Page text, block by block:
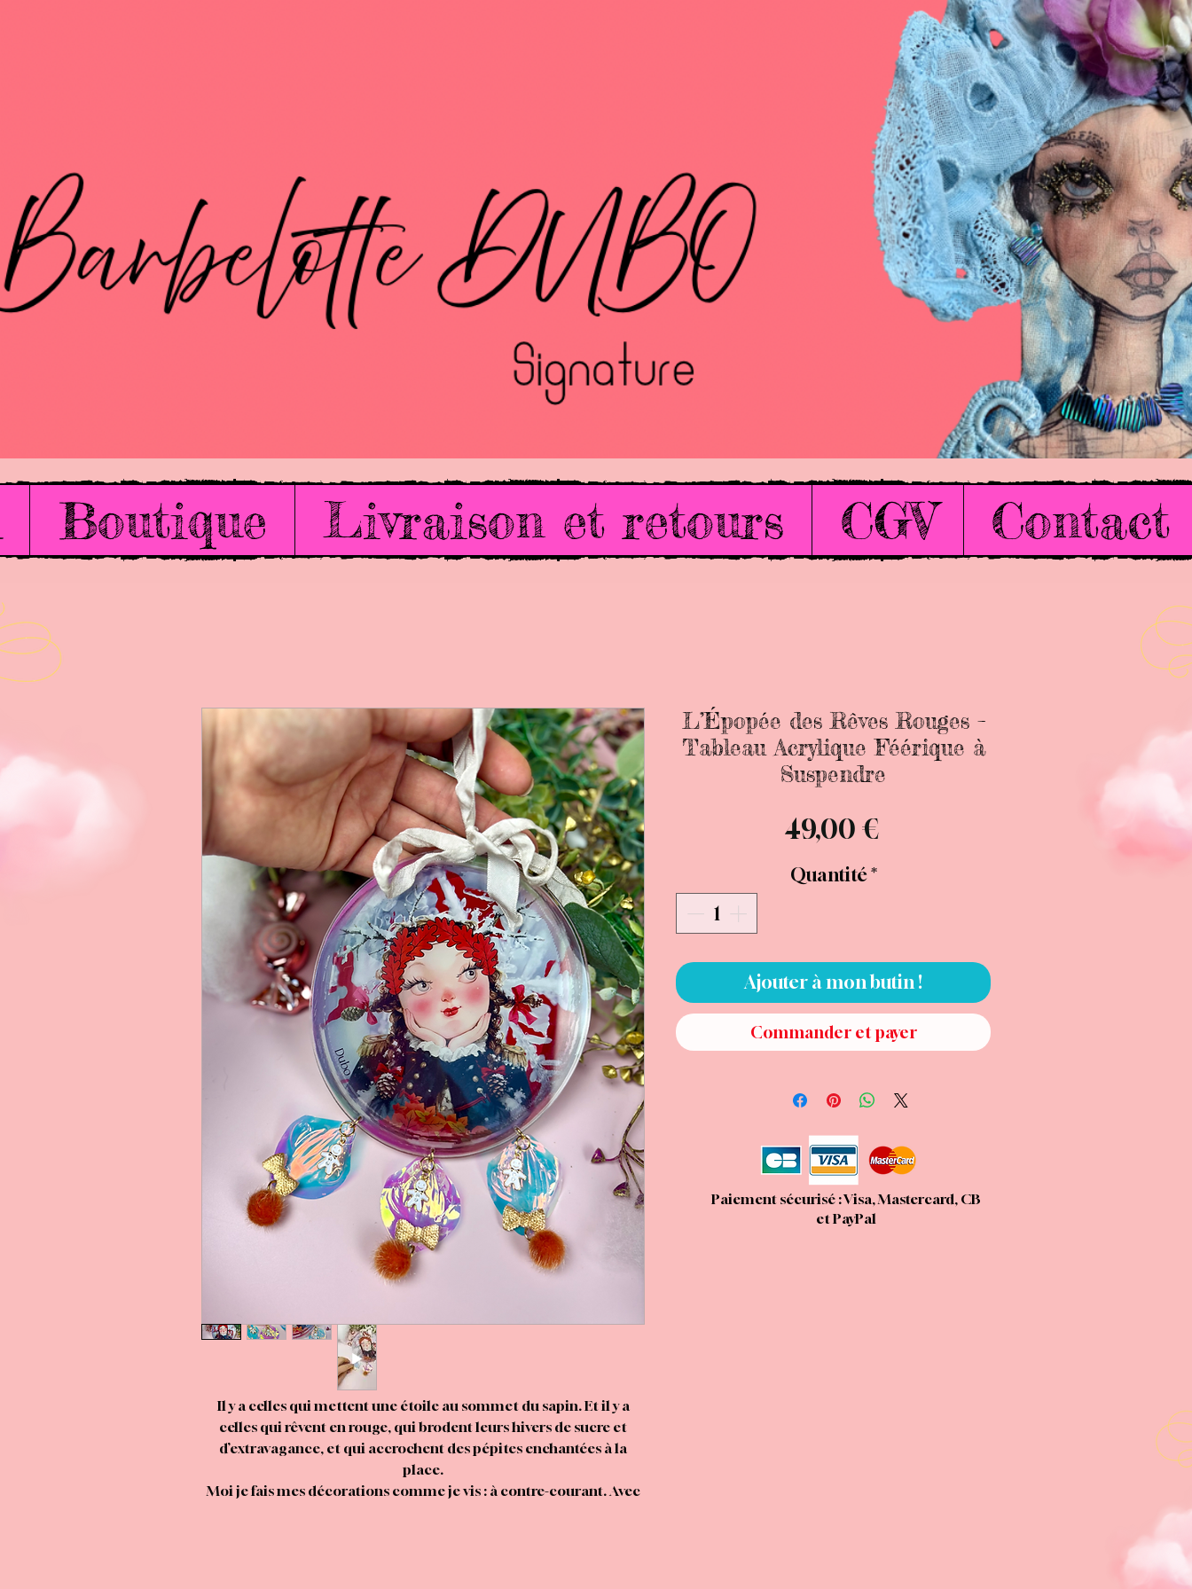
Boutique Livraison et retours CGV Contact
Il y a celles qui mettent une étoile au sommet du sapin. Et il y a
celles qui rêvent en rouge, qui brodent leurs hivers de sucre et
d’extravagance, et qui accrochent des pépites enchantées à la
place.
Moi je fais mes décorations comme je vis : à contre-courant. Avec
L’Épopée des Rêves Rouges –
Tableau Acrylique Féérique à
Suspendre
49,00 €Prix
Quantité*
Ajouter à mon butin !
Commander et payer
Paiement sécurisé : Visa, Mastercard, CB
et PayPal